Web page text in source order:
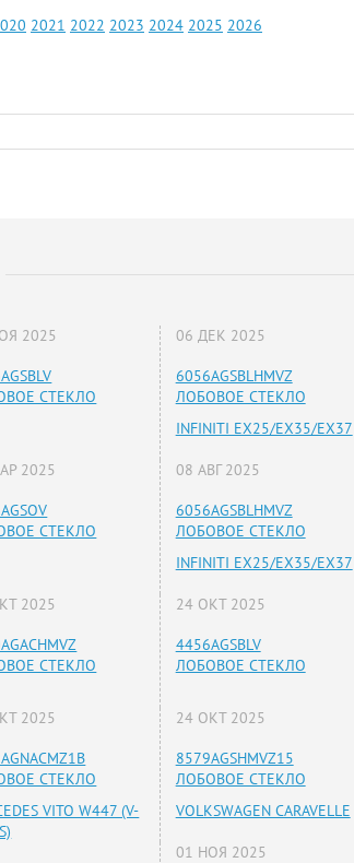
2021 2022 2023 2024 2025 2026
2025
СТЕКЛО
06 ДЕК 2025
6056AGSBLHMVZ
ЛОБОВОЕ СТЕКЛО
INFINITI EX25/EX35/EX37
2025
СТЕКЛО
08 АВГ 2025
6056AGSBLHMVZ
ЛОБОВОЕ СТЕКЛО
INFINITI EX25/EX35/EX37
2025
СТЕКЛО
24 ОКТ 2025
4456AGSBLV
ЛОБОВОЕ СТЕКЛО
2025
СТЕКЛО
VITO W447 (V-
24 ОКТ 2025
8579AGSHMVZ15
ЛОБОВОЕ СТЕКЛО
VOLKSWAGEN CARAVELLE
01 НОЯ 2025